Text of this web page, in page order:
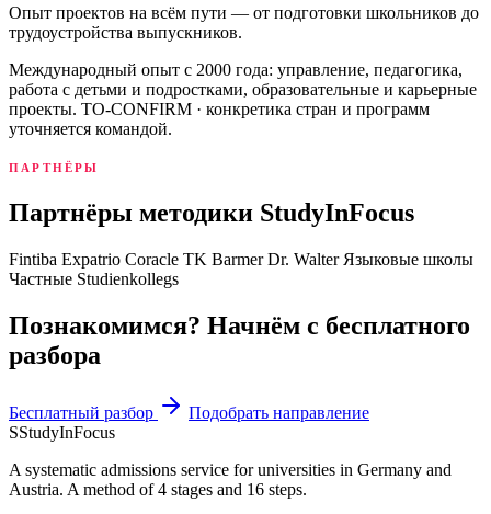
Опыт проектов на всём пути — от подготовки школьников до
трудоустройства выпускников.
Международный опыт с 2000 года: управление, педагогика,
работа с детьми и подростками, образовательные и карьерные
проекты. TO-CONFIRM · конкретика стран и программ
уточняется командой.
ПАРТНЁРЫ
Партнёры методики StudyInFocus
Fintiba Expatrio Coracle TK Barmer Dr. Walter Языковые школы
Частные Studienkollegs
Познакомимся? Начнём с бесплатного
разбора
Бесплатный разбор
Подобрать направление
SStudyInFocus
A systematic admissions service for universities in Germany and
Austria. A method of 4 stages and 16 steps.